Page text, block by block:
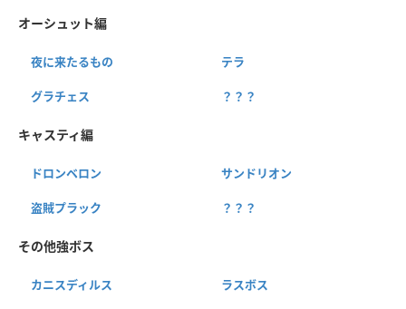
オーシュット編
夜に来たるもの テラ
グラチェス ？？？
キャスティ編
ドロンベロン サンドリオン
盗賊プラック ？？？
その他強ボス
カニスディルス ラスボス